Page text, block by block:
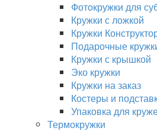
Фотокружки для
Кружки с ложкой
Кружки
Подарочные
Кружки с крышкой
Эко кружки
Кружки на заказ
Костеры и
Упаковка для
Термокружки